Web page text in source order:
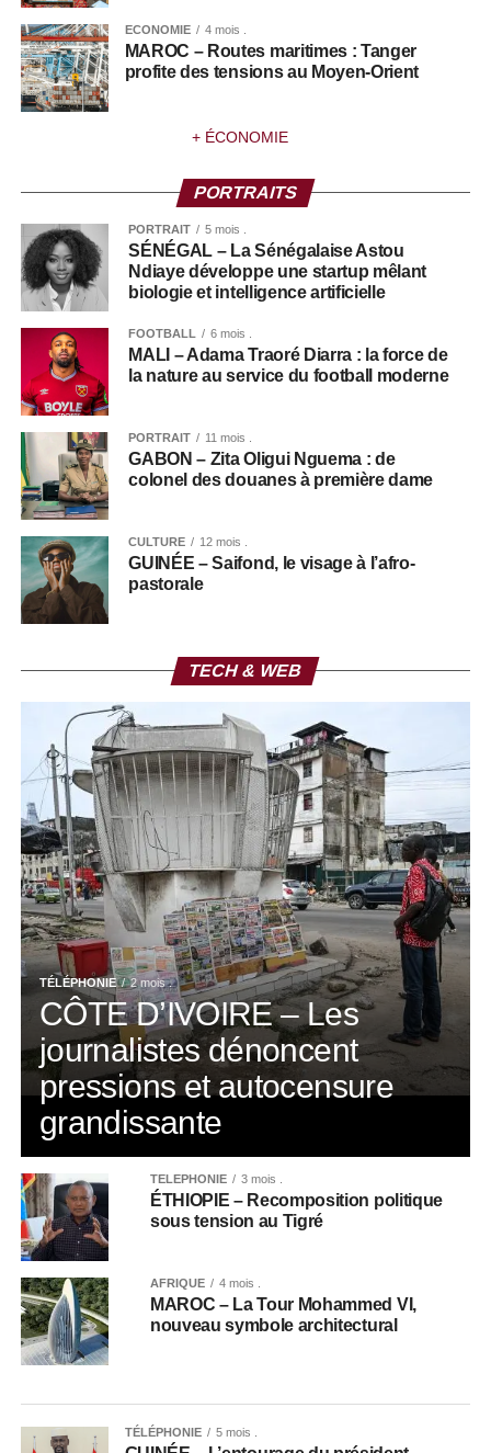
ECONOMIE 4 mois .
MAROC – Routes maritimes : Tanger
profite des tensions au Moyen-Orient
+ ÉCONOMIE
PORTRAITS
PORTRAIT 5 mois .
SÉNÉGAL – La Sénégalaise Astou
Ndiaye développe une startup mêlant
biologie et intelligence artificielle
FOOTBALL 6 mois .
MALI – Adama Traoré Diarra : la force de
la nature au service du football moderne
PORTRAIT 11 mois .
GABON – Zita Oligui Nguema : de
colonel des douanes à première dame
CULTURE 12 mois .
GUINÉE – Saifond, le visage à l’afro-
pastorale
TECH & WEB
TÉLÉPHONIE 2 mois .
CÔTE D’IVOIRE – Les
journalistes dénoncent
pressions et autocensure
grandissante
TÉLÉPHONIE 3 mois .
ÉTHIOPIE – Recomposition politique
sous tension au Tigré
AFRIQUE 4 mois .
MAROC – La Tour Mohammed VI,
nouveau symbole architectural
TÉLÉPHONIE 5 mois .